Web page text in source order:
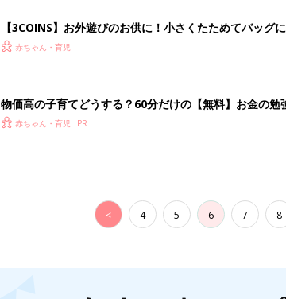
【3COINS】お外遊びのお供に！小さくたためてバッグ
ート」
赤ちゃん・育児
物価高の子育てどうする？60分だけの【無料】お金の勉
赤ちゃん・育児
< 4 5 6 7 8